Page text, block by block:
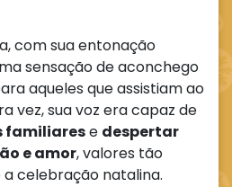
com sua entonação
sensação de aconchego
aqueles que assistiam ao
vez, sua voz era capaz de
familiarese despertar
e amor, valores tão
celebração natalina.